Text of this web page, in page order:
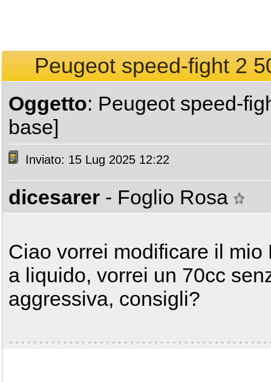
Peugeot speed-fight 2
Oggetto: Peugeot speed-
base]
Inviato: 15 Lug 2025 12:22
dicesarer - Foglio Rosa
Ciao vorrei modificare il
a liquido, vorrei un 70cc
aggressiva, consigli?